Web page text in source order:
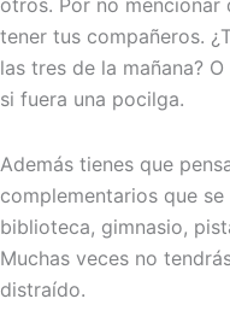
otros. Por no mencionar
tener tus compañeros.
las tres de la mañana?
si fuera una pocilga.
Además tienes que
complementarios que
biblioteca, gimnasio,
Muchas veces no
distraído.